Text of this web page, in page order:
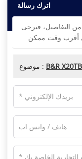
اترك رسالة
موضوع :